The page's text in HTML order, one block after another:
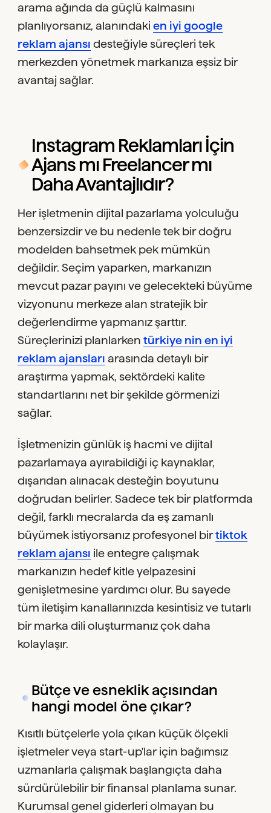
arama ağında da güçlü kalmasını
planlıyorsanız, alanındakien iyi google
reklam ajansı desteğiyle süreçleri tek
merkezden yönetmek markanıza eşsiz bir
avantaj sağlar.
Instagram Reklamları İçin
Ajans mı Freelancer mı
Daha Avantajlıdır?
Her işletmenin dijital pazarlama yolculuğu
benzersizdir ve bu nedenle tek bir doğru
modelden bahsetmek pek mümkün
değildir. Seçim yaparken, markanızın
mevcut pazar payını ve gelecekteki büyüme
vizyonunu merkeze alan stratejik bir
değerlendirme yapmanız şarttır.
Süreçlerinizi planlarkentürkiye nin en iyi
reklam ajansları arasında detaylı bir
araştırma yapmak, sektördeki kalite
standartlarını net bir şekilde görmenizi
sağlar.
İşletmenizin günlük iş hacmi ve dijital
pazarlamaya ayırabildiği iç kaynaklar,
dışarıdan alınacak desteğin boyutunu
doğrudan belirler. Sadece tek bir platformda
değil, farklı mecralarda da eş zamanlı
büyümek istiyorsanız profesyonel birtiktok
reklam ajansı ile entegre çalışmak
markanızın hedef kitle yelpazesini
genişletmesine yardımcı olur. Bu sayede
tüm iletişim kanallarınızda kesintisiz ve tutarlı
bir marka dili oluşturmanız çok daha
kolaylaşır.
Bütçe ve esneklik açısından
hangi model öne çıkar?
Kısıtlı bütçelerle yola çıkan küçük ölçekli
işletmeler veya start-up'lar için bağımsız
uzmanlarla çalışmak başlangıçta daha
sürdürülebilir bir finansal planlama sunar.
Kurumsal genel giderleri olmayan bu